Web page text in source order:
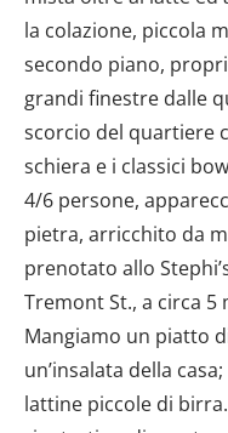
la colazione, piccola
secondo piano,
grandi finestre dalle
scorcio del quartiere
schiera e i classici
4/6 persone,
pietra, arricchito da
prenotato allo
Tremont St., a circa 5
Mangiamo un piatto
un’insalata della
lattine piccole di